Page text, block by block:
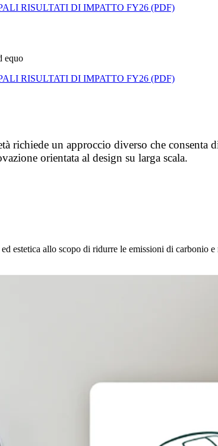
RISULTATI DI IMPATTO FY26 (PDF)
equo
RISULTATI DI IMPATTO FY26 (PDF)
richiede un approccio diverso che
orientata al design su larga scala.
estetica allo scopo di ridurre le emissioni di carbonio